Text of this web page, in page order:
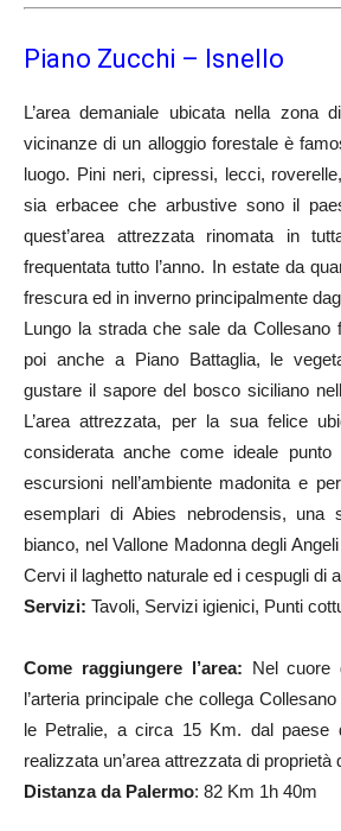
Piano Zucchi – Isnello
L’area demaniale ubicata nella zona
vicinanze di un alloggio forestale è
luogo. Pini neri, cipressi, lecci,
sia erbacee che arbustive sono il
quest’area attrezzata rinomata in
frequentata tutto l’anno. In estate da
frescura ed in inverno principalmente
Lungo la strada che sale da Collesano
poi anche a Piano Battaglia, le
gustare il sapore del bosco siciliano
L’area attrezzata, per la sua felice
considerata anche come ideale
escursioni nell’ambiente madonita e
esemplari di Abies nebrodensis, una
bianco, nel Vallone Madonna degli
Cervi il laghetto naturale ed i cespugli di
Servizi: Tavoli, Servizi igienici, Punti
Come raggiungere l’area: Nel cuore
l’arteria principale che collega
le Petralie, a circa 15 Km. dal paese
realizzata un’area attrezzata di proprietà
Distanza da Palermo: 82 Km 1h 40m